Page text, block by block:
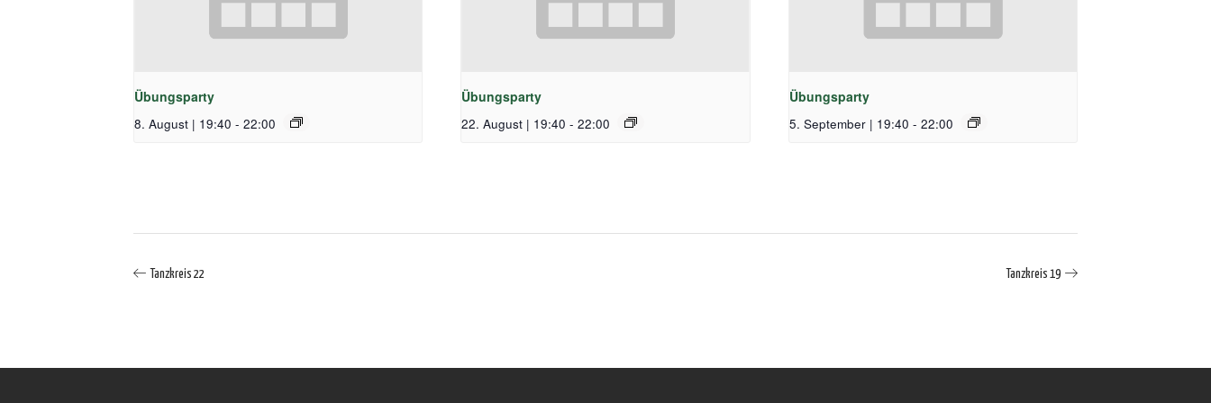
Übungsparty
8. August | 19:40 - 22:00
Übungsparty
22. August | 19:40 - 22:00
Übungsparty
5. September | 19:40 - 22:00
Tanzkreis 22 Tanzkreis 19